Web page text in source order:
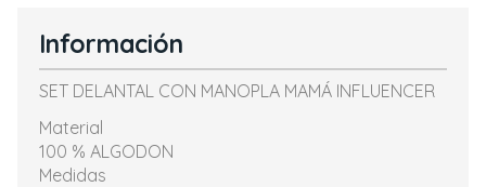
Información
SET DELANTAL CON MANOPLA MAMÁ INFLUENCER
Material
100 % ALGODON
Medidas